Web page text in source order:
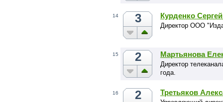
14 3 Курденко
Директор ООО
15 2 Мартьянова
Директор
года.
16 2 Третьяков